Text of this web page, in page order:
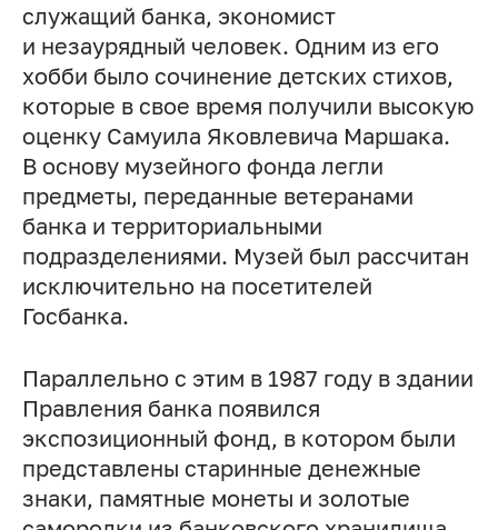
служащий банка, экономист
и незаурядный человек. Одним из его
хобби было сочинение детских стихов,
которые в свое время получили высокую
оценку Самуила Яковлевича Маршака.
В основу музейного фонда легли
предметы, переданные ветеранами
банка и территориальными
подразделениями. Музей был рассчитан
исключительно на посетителей
Госбанка.
Параллельно с этим в 1987 году в здании
Правления банка появился
экспозиционный фонд, в котором были
представлены старинные денежные
знаки, памятные монеты и золотые